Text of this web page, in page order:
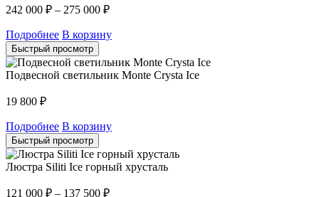
242 000 ₽ – 275 000 ₽
Подробнее В корзину
Быстрый просмотр
Подвесной светильник Monte Crysta Ice
19 800 ₽
Подробнее В корзину
Быстрый просмотр
Люстра Siliti Ice горный хрусталь
121 000 ₽ – 137 500 ₽